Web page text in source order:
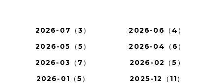
2026-07（3）
2026-06（4）
2026-05（5）
2026-04（6）
2026-03（7）
2026-02（5）
2026-01（5）
2025-12（11）